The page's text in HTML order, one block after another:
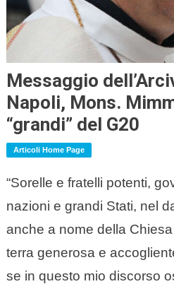
Messaggio
Napoli, Mons.
“grandi” del G20
Articoli Home Page
“Sorelle e fratelli potenti,
nazioni e grandi Stati, nel
anche a nome della
terra generosa e
se in questo mio discorso